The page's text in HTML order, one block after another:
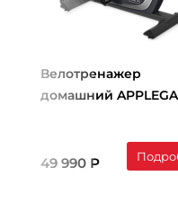
Велотренажер
домашний
49 990 Р